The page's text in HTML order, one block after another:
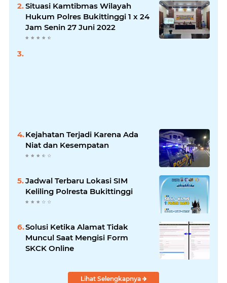
Situasi Kamtibmas Wilayah
Hukum Polres Bukittinggi 1 x 24
Jam Senin 27 Juni 2022
Kejahatan Terjadi Karena Ada
Niat dan Kesempatan
Jadwal Terbaru Lokasi SIM
Keliling Polresta Bukittinggi
Solusi Ketika Alamat Tidak
Muncul Saat Mengisi Form
SKCK Online
Lihat Selengkapnya